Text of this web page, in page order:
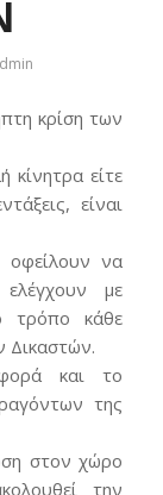
κρίση των
κίνητρα είτε
είναι
οφείλουν να
με
τρόπο κάθε
Δικαστών.
και το
της
στον χώρο
την